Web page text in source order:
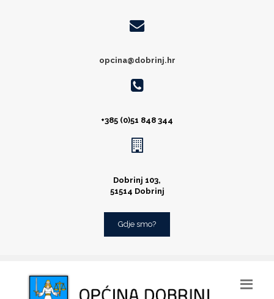
opcina@dobrinj.hr
+385 (0)51 848 344
Dobrinj 103,
51514 Dobrinj
Gdje smo?